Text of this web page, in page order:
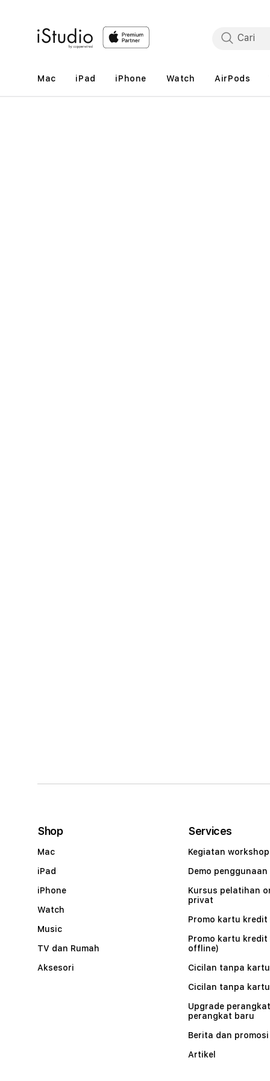
Mac iPad iPhone Watch AirPods
Shop
Mac
iPad
iPhone
Watch
Music
TV dan Rumah
Aksesori
Services
Kegiatan workshop
Demo penggunaan
Kursus pelatihan
privat
Promo kartu kredit
Promo kartu kredit
offline)
Cicilan tanpa
Cicilan tanpa
Upgrade
perangkat baru
Berita dan promosi
Artikel